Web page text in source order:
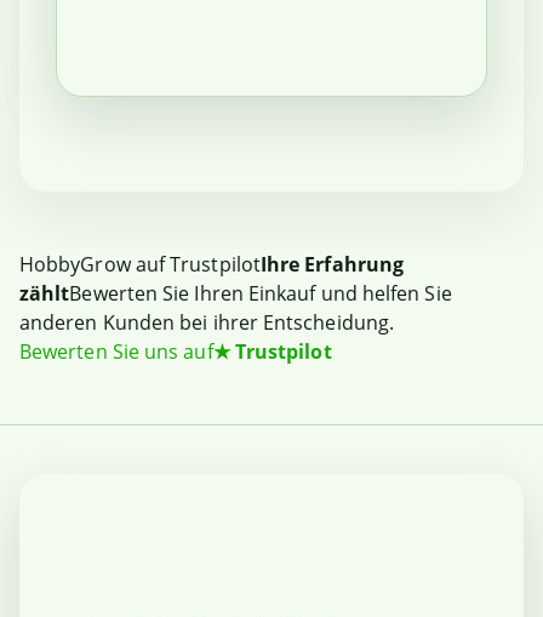
HobbyGrow auf TrustpilotIhre Erfahrung
zähltBewerten Sie Ihren Einkauf und helfen Sie
anderen Kunden bei ihrer Entscheidung.
Bewerten Sie uns auf★Trustpilot